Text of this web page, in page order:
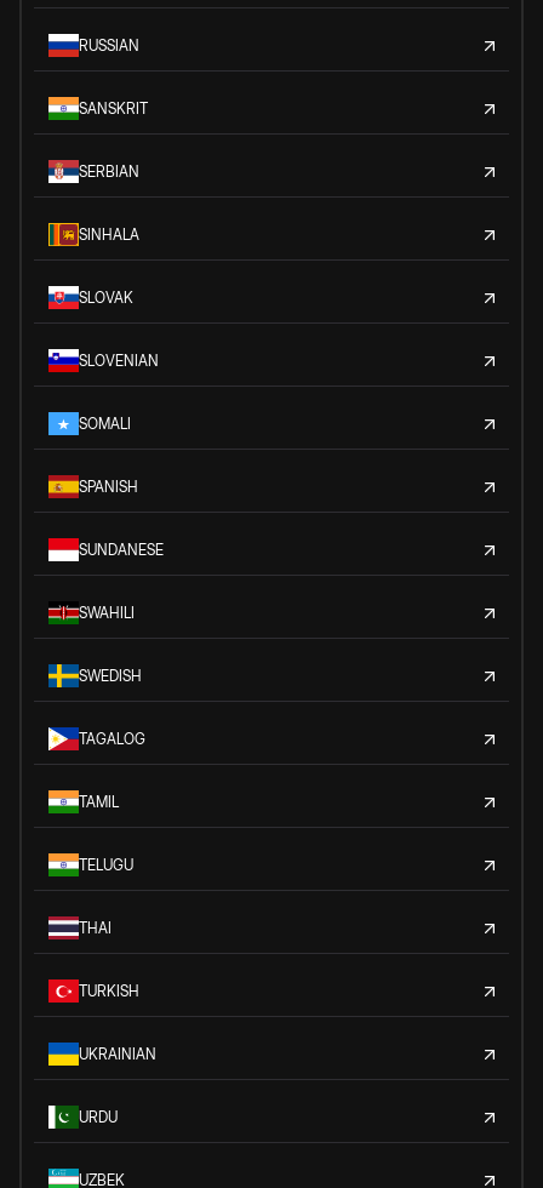
RUSSIAN
SANSKRIT
SERBIAN
SINHALA
SLOVAK
SLOVENIAN
SOMALI
SPANISH
SUNDANESE
SWAHILI
SWEDISH
TAGALOG
TAMIL
TELUGU
THAI
TURKISH
UKRAINIAN
URDU
UZBEK